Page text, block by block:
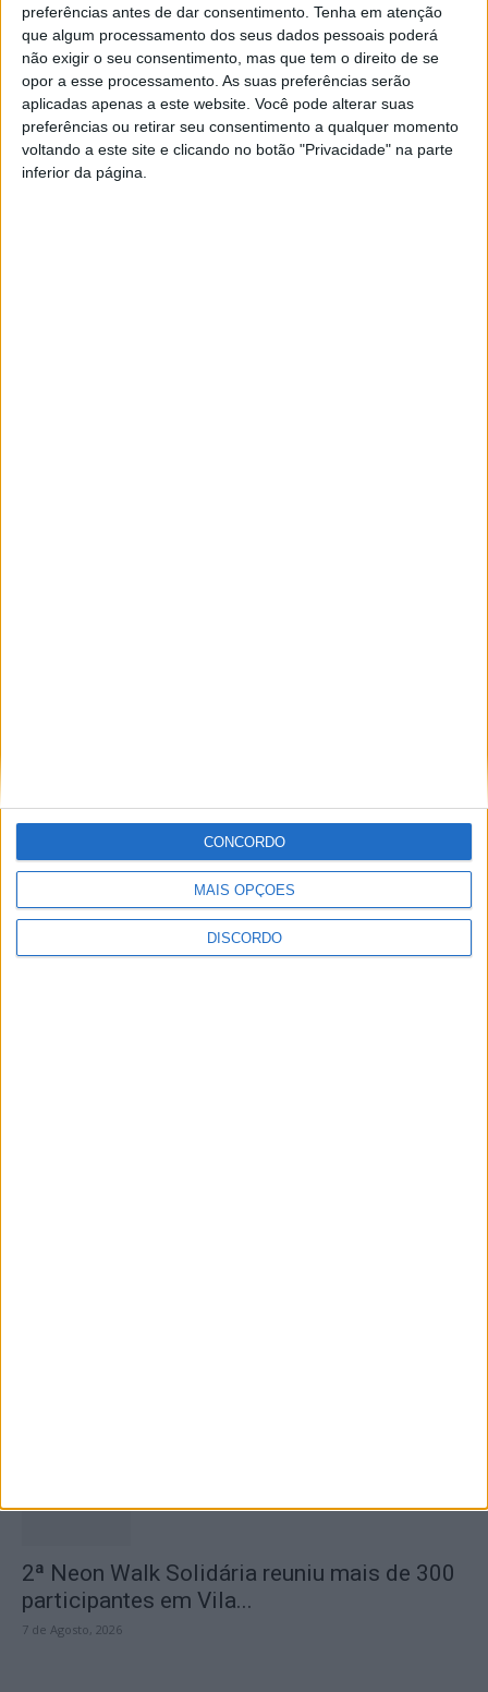
preferências antes de dar consentimento. Tenha em atenção
que algum processamento dos seus dados pessoais poderá
não exigir o seu consentimento, mas que tem o direito de se
opor a esse processamento. As suas preferências serão
aplicadas apenas a este website. Você pode alterar suas
preferências ou retirar seu consentimento a qualquer momento
voltando a este site e clicando no botão "Privacidade" na parte
inferior da página.
MAIS OPÇÕES
DISCORDO
CONCORDO
Catarina Martins em visita pela
requalificação da zona histórica do castelo
Rádio Castelo Branco - 13 de Abril, 2023 0
SEMPRE por todos (PSD/CDS-PP)
questiona Município albicastrense sobre o
2ª Neon Walk Solidária reuniu mais de 300
participantes em Vila...
7 de Agosto, 2026